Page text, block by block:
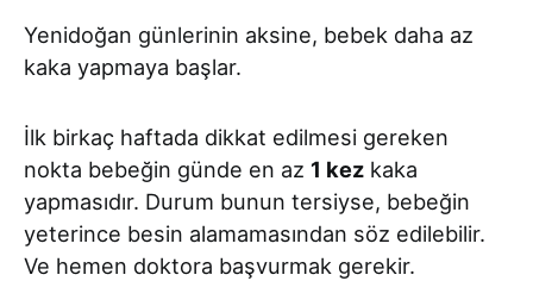
Yenidoğan günlerinin aksine, bebek daha az
kaka yapmaya başlar.
İlk birkaç haftada dikkat edilmesi gereken
nokta bebeğin günde en az 1 kez kaka
yapmasıdır. Durum bunun tersiyse, bebeğin
yeterince besin alamamasından söz edilebilir.
Ve hemen doktora başvurmak gerekir.